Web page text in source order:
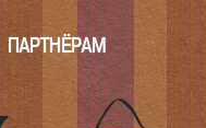
ПАРТНЁРАМ